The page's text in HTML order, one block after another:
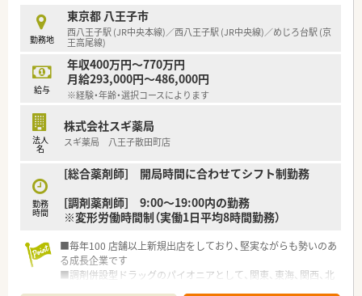
勤務地
東京都 八王子市
西八王子駅 (JR中央本線)／西八王子駅 (JR中央線)／めじろ台駅 (京
王高尾線)
給与
年収400万円～770万円
月給293,000円～486,000円
※経験・年齢・選択コースによります
法人
名
株式会社スギ薬局
スギ薬局 八王子散田町店
勤務
時間
[総合薬剤師] 開局時間に合わせてシフト制勤務
[調剤薬剤師] 9:00～19:00内の勤務
※変形労働時間制（実働1日平均8時間勤務）
■毎年100 店舗以上新規出店をしており、堅実ながらも勢いのあ
る成長企業です
■調剤併設型ドラッグのパイオニアとして、関東、東海、関西、北